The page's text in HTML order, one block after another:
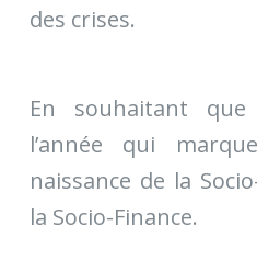
des crises.
En souhaitant que
l’année qui
naissance de la
la Socio-Finance.